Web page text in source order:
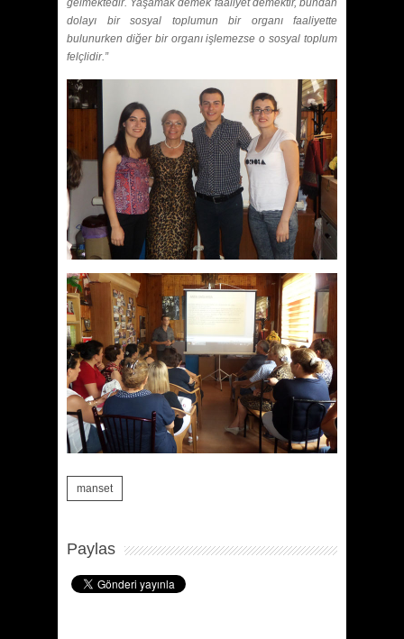
dolayı bir sosyal toplumun bir organı faaliyette
bulunurken diğer bir organı işlemezse o sosyal toplum
felçlidir.”
manset
Paylas